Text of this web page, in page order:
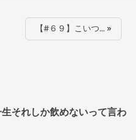
【#６９】こいつ… »
それしか飲めないって言